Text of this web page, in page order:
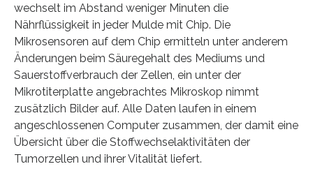
wechselt im Abstand weniger Minuten die
Nährflüssigkeit in jeder Mulde mit Chip. Die
Mikrosensoren auf dem Chip ermitteln unter anderem
Änderungen beim Säuregehalt des Mediums und
Sauerstoffverbrauch der Zellen, ein unter der
Mikrotiterplatte angebrachtes Mikroskop nimmt
zusätzlich Bilder auf. Alle Daten laufen in einem
angeschlossenen Computer zusammen, der damit eine
Übersicht über die Stoffwechselaktivitäten der
Tumorzellen und ihrer Vitalität liefert.